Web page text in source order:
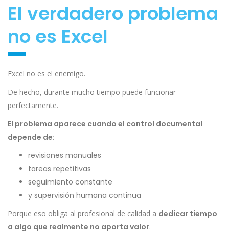
El verdadero problema
no es Excel
Excel no es el enemigo.
De hecho, durante mucho tiempo puede funcionar
perfectamente.
El problema aparece cuando el control documental
depende de:
revisiones manuales
tareas repetitivas
seguimiento constante
y supervisión humana continua
Porque eso obliga al profesional de calidad a dedicar tiempo
a algo que realmente no aporta valor.